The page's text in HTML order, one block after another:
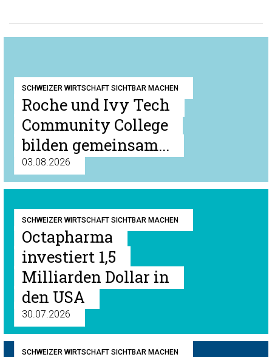
SCHWEIZER WIRTSCHAFT SICHTBAR MACHEN
Roche und Ivy Tech
Community College
bilden gemeinsam...
03.08.2026
SCHWEIZER WIRTSCHAFT SICHTBAR MACHEN
Octapharma
investiert 1,5
Milliarden Dollar in
den USA
30.07.2026
SCHWEIZER WIRTSCHAFT SICHTBAR MACHEN